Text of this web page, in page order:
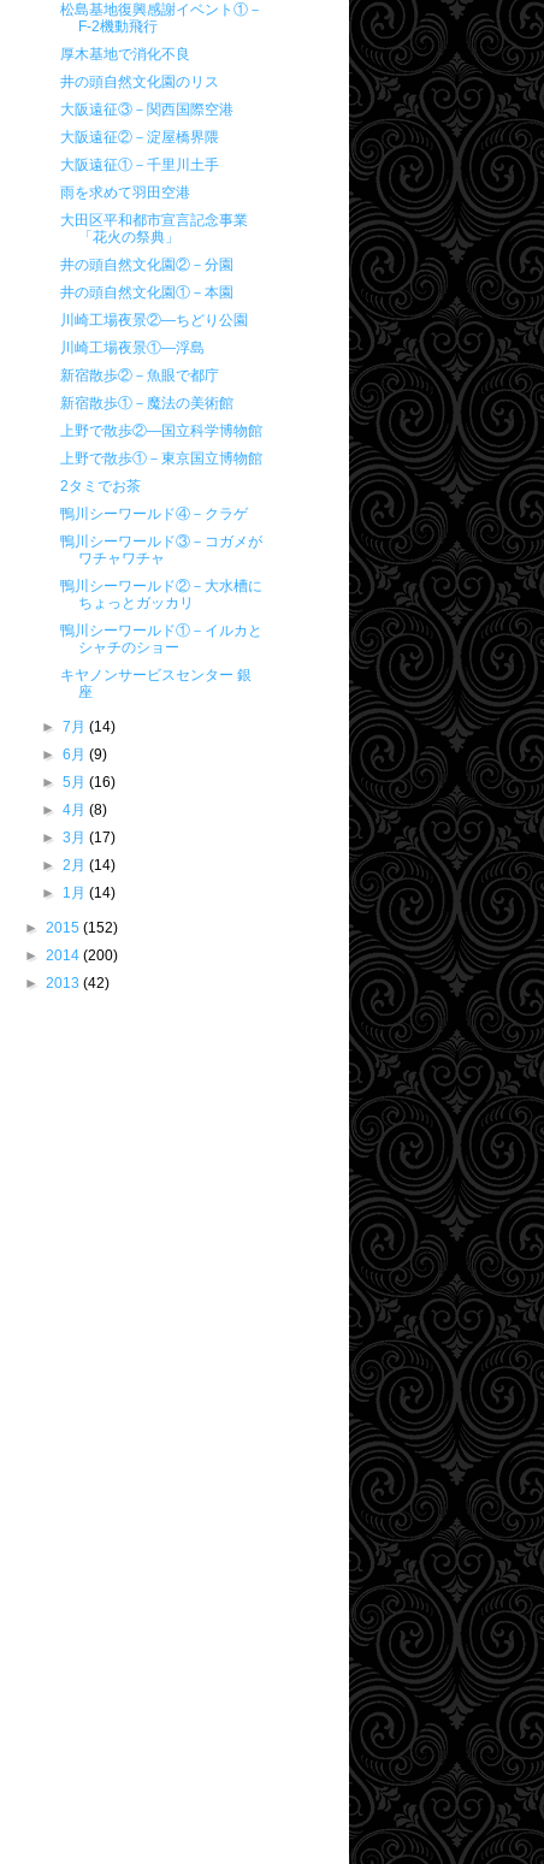
松島基地復興感謝イベント①－
F-2機動飛行
厚木基地で消化不良
井の頭自然文化園のリス
大阪遠征③－関西国際空港
大阪遠征②－淀屋橋界隈
大阪遠征①－千里川土手
雨を求めて羽田空港
大田区平和都市宣言記念事業
「花火の祭典」
井の頭自然文化園②－分園
井の頭自然文化園①－本園
川崎工場夜景②―ちどり公園
川崎工場夜景①―浮島
新宿散歩②－魚眼で都庁
新宿散歩①－魔法の美術館
上野で散歩②―国立科学博物館
上野で散歩①－東京国立博物館
2タミでお茶
鴨川シーワールド④－クラゲ
鴨川シーワールド③－コガメが
ワチャワチャ
鴨川シーワールド②－大水槽に
ちょっとガッカリ
鴨川シーワールド①－イルカと
シャチのショー
キヤノンサービスセンター 銀
座
►7月(14)
►6月(9)
►5月(16)
►4月(8)
►3月(17)
►2月(14)
► 1月(14)
► 2015 (152)
► 2014 (200)
► 2013 (42)